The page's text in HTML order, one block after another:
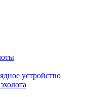
устройство